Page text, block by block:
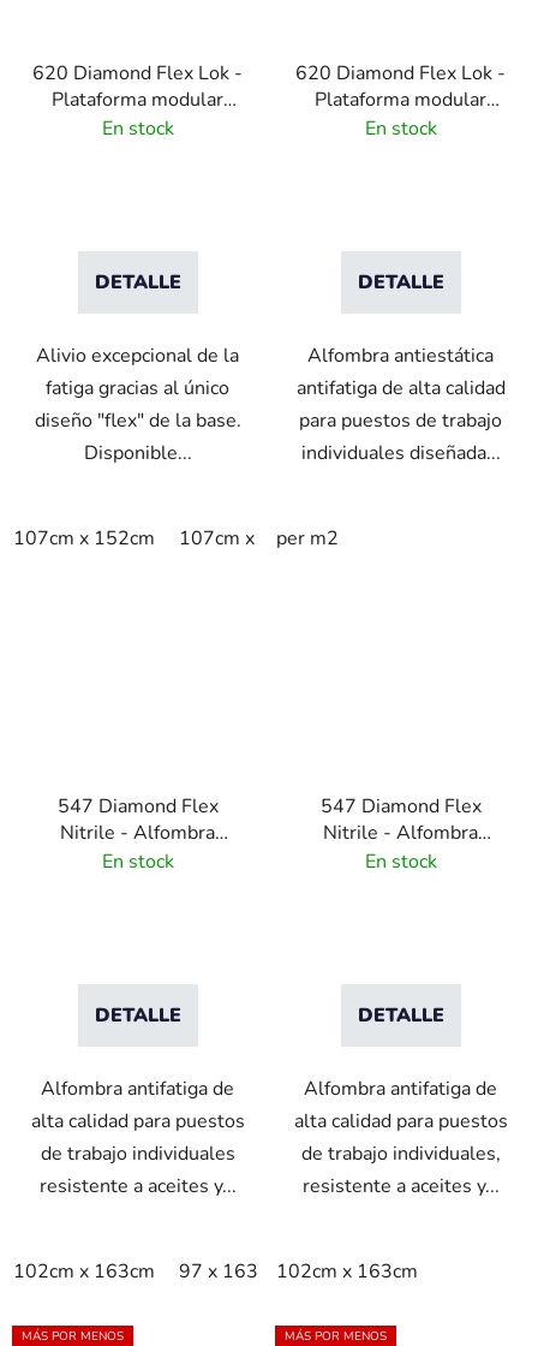
620 Diamond Flex Lok -
Plataforma modular
PVC antideslizante -
En stock
DETALLE
Alivio excepcional de la
fatiga gracias al único
diseño "flex" de la base.
Disponible...
107cm x 152cm 107cm x 183cm
620 Diamond Flex Lok -
Plataforma modular
PVC antideslizante -
En stock
DETALLE
Alfombra antiestática
antifatiga de alta calidad
para puestos de trabajo
individuales diseñada...
per m2
547 Diamond Flex
Nitrile - Alfombra
antifatiga con patrón
En stock
DETALLE
Alfombra antifatiga de
alta calidad para puestos
de trabajo individuales
resistente a aceites y...
102cm x 163cm 97 x 163 cm
547 Diamond Flex
Nitrile - Alfombra
antifatiga con patrón
En stock
DETALLE
Alfombra antifatiga de
alta calidad para puestos
de trabajo individuales,
resistente a aceites y...
102cm x 163cm
MÁS POR MENOS MÁS POR MENOS